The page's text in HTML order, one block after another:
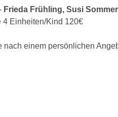
Frieda Frühling, Susi
4 Einheiten/Kind 120€
nach einem persönlichen